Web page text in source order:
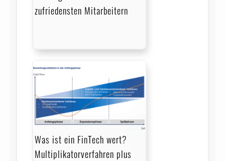
zufriedensten Mitarbeitern
Was ist ein FinTech wert?
Multiplikatorverfahren plus